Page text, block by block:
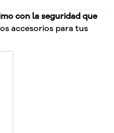
con la seguridad que
accesorios para tus